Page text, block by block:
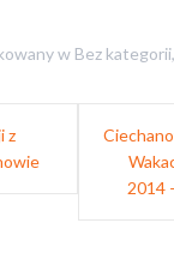
w Bez kategorii,
z
2014